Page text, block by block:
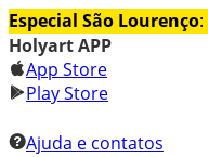
Especial São Lourenço:
Holyart APP
App Store
Play Store
Ajuda e contatos